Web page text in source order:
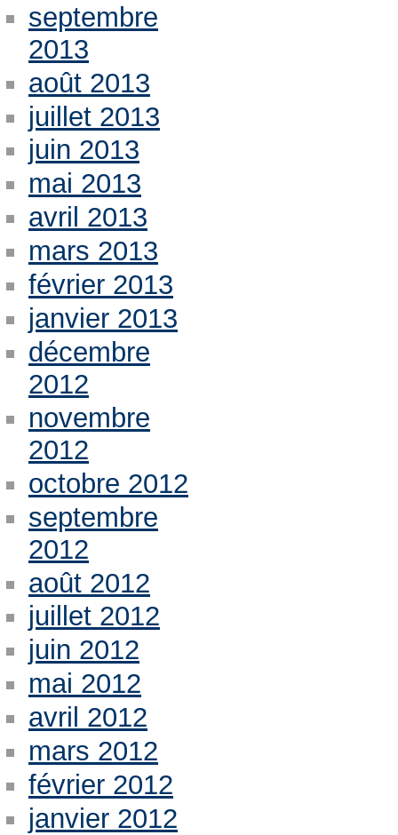
septembre
2013
août 2013
juillet 2013
juin 2013
mai 2013
avril 2013
mars 2013
février 2013
janvier 2013
décembre
2012
novembre
2012
octobre 2012
septembre
2012
août 2012
juillet 2012
juin 2012
mai 2012
avril 2012
mars 2012
février 2012
janvier 2012